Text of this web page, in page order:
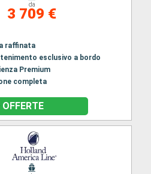
da
3 709 €
raffinata
esclusivo a bordo
Premium
completa
OFFERTE